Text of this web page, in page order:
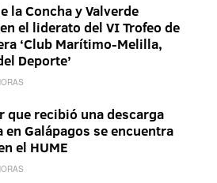
la Concha y Valverde
el liderato del VI Trofeo de
‘Club Marítimo-Melilla,
Deporte’
que recibió una descarga
en Galápagos se encuentra
el HUME